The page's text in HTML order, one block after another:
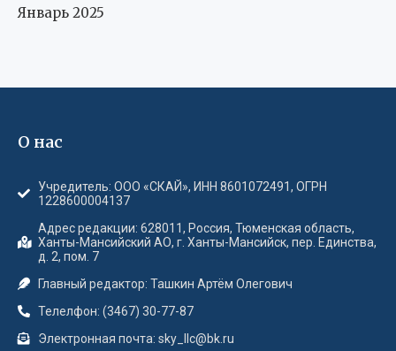
Январь 2025
О нас
Учредитель: ООО «СКАЙ», ИНН 8601072491, ОГРН
1228600004137
Адрес редакции: 628011, Россия, Тюменская область,
Ханты-Мансийский АО, г. Ханты-Мансийск, пер. Единства,
д. 2, пом. 7
Главный редактор: Ташкин Артём Олегович
Телелфон: (3467) 30-77-87
Электронная почта: sky_llc@bk.ru